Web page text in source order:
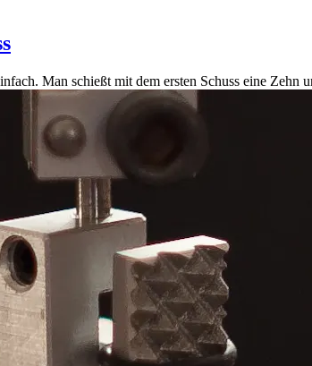
Man schießt mit dem ersten Schuss eine